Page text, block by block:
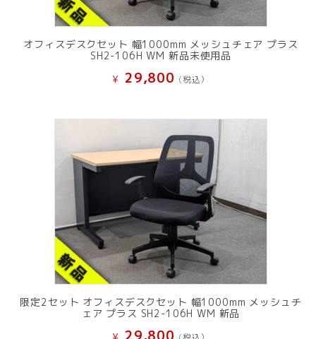
オフィスデスクセット 幅1000mm メッシュチェア プラス
SH2-106H WM 新品未使用品
¥ 29,800 (税込）
限定2セット オフィスデスクセット 幅1000mm メッシュチ
ェア プラス SH2-106H WM 新品